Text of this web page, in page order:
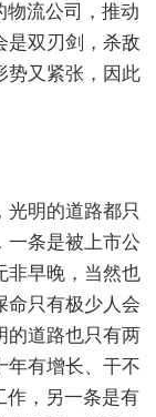
物流公司，推动
是双刃剑，杀敌
势又紧张，因此
光明的道路都只
一条是被上市公
非早晚，当然也
命只有极少人会
的道路也只有两
年有增长、干不
作，另一条是有